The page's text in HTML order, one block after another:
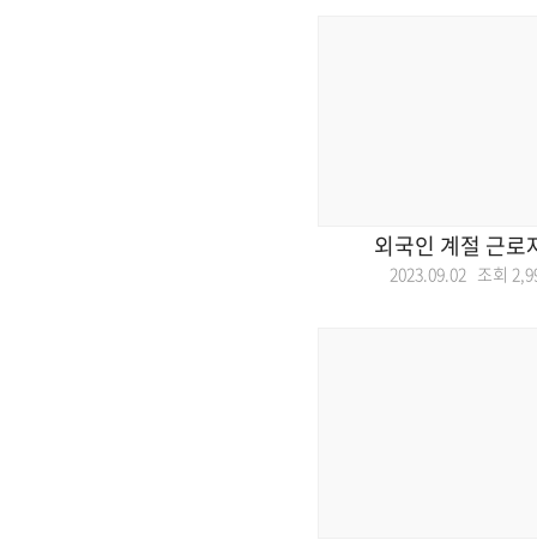
외국인 계절 근로
2023.09.02 조회